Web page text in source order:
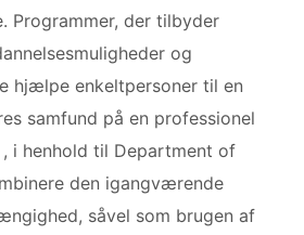
Programmer, der tilbyder
og
hjælpe enkeltpersoner til en
samfund på en professionel
i henhold til Department of
den igangværende
såvel som brugen af